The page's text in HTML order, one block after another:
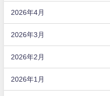
2026年4月
2026年3月
2026年2月
2026年1月